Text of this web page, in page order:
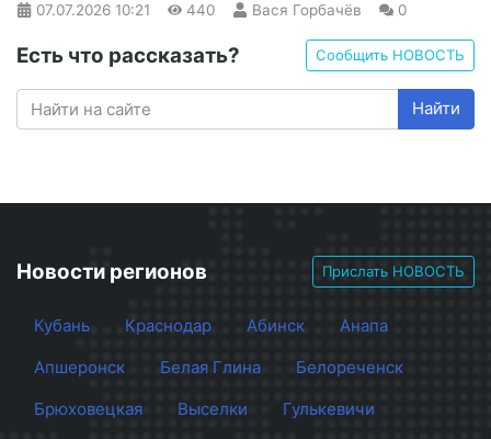
07.07.2026 10:21 440 Вася Горбачёв 0
Есть что рассказать? Сообщить НОВОСТЬ
Найти
Новости регионов Прислать НОВОСТЬ
Кубань Краснодар Абинск
Анапа
Апшеронск
Белая Глина
Белореченск
Брюховецкая
Выселки
Гулькевичи